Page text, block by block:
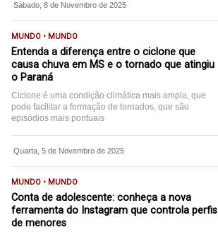
Sábado, 8 de Novembro de 2025
MUNDO • MUNDO
Entenda a diferença entre o ciclone que
causa chuva em MS e o tornado que atingiu
o Paraná
Ciclone é uma condição climática mais ampla, que
pode facilitar a formação de tornados, que são
episódios mais pontuais
Quarta, 5 de Novembro de 2025
MUNDO • MUNDO
Conta de adolescente: conheça a nova
ferramenta do Instagram que controla perfis
de menores